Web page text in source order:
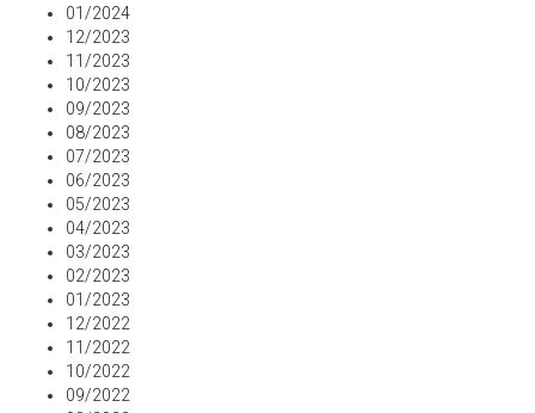
01/2024
12/2023
11/2023
10/2023
09/2023
08/2023
07/2023
06/2023
05/2023
04/2023
03/2023
02/2023
01/2023
12/2022
11/2022
10/2022
09/2022